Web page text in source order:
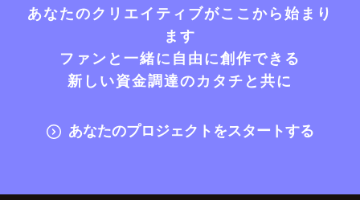
あなたのクリエイティブがここから始まり
ます
ファンと一緒に自由に創作できる
新しい資金調達のカタチと共に
あなたのプロジェクトをスタートする